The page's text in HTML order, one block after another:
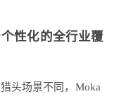
性化的全行业覆
头场景不同，Moka